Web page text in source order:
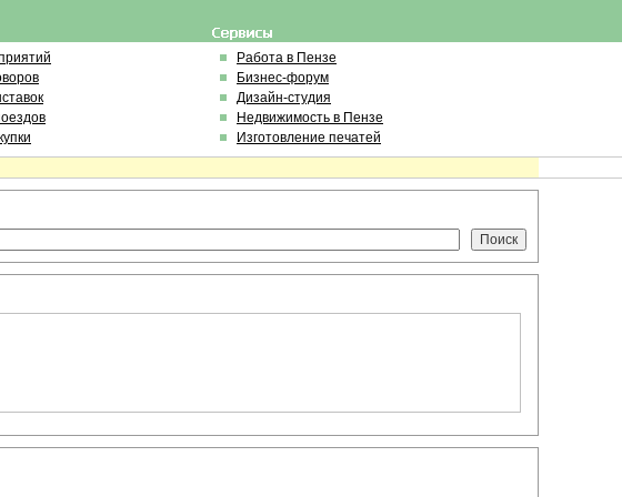
Работа в Пензе
Бизнес-форум
Дизайн-студия
Недвижимость в Пензе
Изготовление печатей